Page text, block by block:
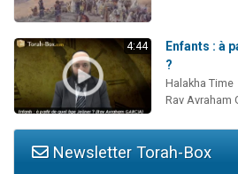
4:44
Enfants : à
?
Halakha Time
Rav Avraham
Newsletter Torah-Box